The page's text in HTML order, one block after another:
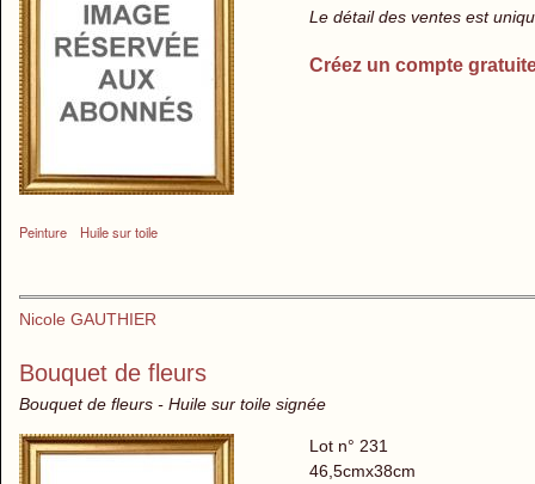
Peinture Huile sur toile
Le détail des ventes est
Créez un compte
Nicole GAUTHIER
Bouquet de fleurs
Bouquet de fleurs - Huile sur toile signée
Lot n° 231
46,5cmx38cm